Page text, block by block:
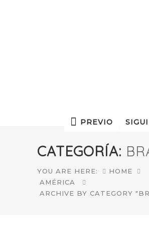
CATEGORÍA:
YOU ARE HERE:
HOME
AMÉRICA
ARCHIVE BY CATEGORY
PREVIO